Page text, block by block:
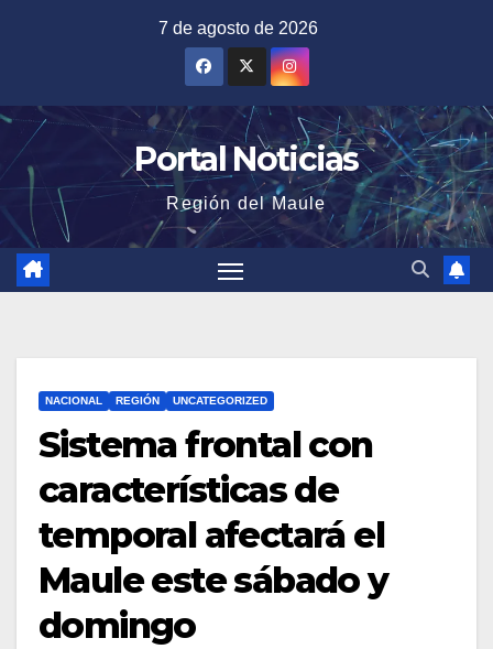
7 de agosto de 2026
Portal Noticias
Región del Maule
NACIONAL REGIÓN UNCATEGORIZED
Sistema frontal con
características de
temporal afectará el
Maule este sábado y
domingo